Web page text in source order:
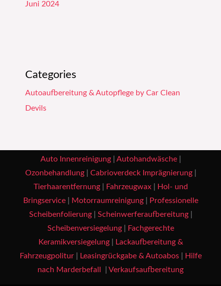
Juni 2024
Categories
Autoaufbereitung & Autopflege by Car Clean
Devils
Auto Innenreinigung| Autohandwäsche|
Ozonbehandlung| Cabrioverdeck Imprägnierung|
Tierhaarentfernung| Fahrzeugwax|
Hol- und
Bringservice| Motorraumreinigung|
Professionelle
Scheibenfolierung| Scheinwerferaufbereitung|
Scheibenversiegelung|
Fachgerechte
Keramikversiegelung|
Lackaufbereitung &
Fahrzeugpolitur| Leasingrückgabe & Autoabos|
Hilfe
nach Marderbefall
Verkaufsaufbereitung